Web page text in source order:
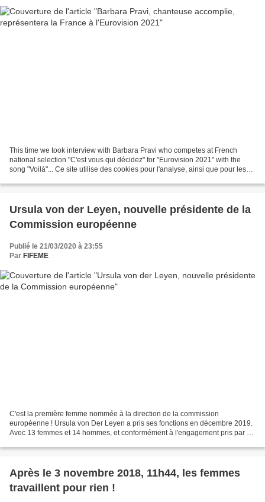
This time we took interview with Barbara Pravi who competes at French
national selection "C'est vous qui décidez" for "Eurovision 2021" with the
song "Voilà"... Ce site utilise des cookies pour l'analyse, ainsi que pour les
Ursula von der Leyen, nouvelle présidente de la
Commission européenne
Publié le 21/03/2020 à 23:55
Par FIFEME
C'est la première femme nommée à la direction de la commission
européenne ! Ursula von Der Leyen a pris ses fonctions en décembre 2019.
Avec 13 femmes et 14 hommes, et conformément à l'engagement pris par sa
Après le 3 novembre 2018, 11h44, les femmes
travaillent pour rien !